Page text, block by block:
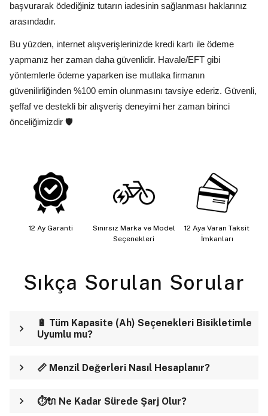
başvurarak ödediğiniz tutarın iadesinin sağlanması haklarınız
arasındadır.
Bu yüzden, internet alışverişlerinizde kredi kartı ile ödeme
yapmanız her zaman daha güvenlidir. Havale/EFT gibi
yöntemlerle ödeme yaparken ise mutlaka firmanın
güvenilirliğinden %100 emin olunmasını tavsiye ederiz. Güvenli,
şeffaf ve destekli bir alışveriş deneyimi her zaman birinci
önceliğimizdir 🛡️
12 Ay Garanti
Sınırsız Marka ve Model
Seçenekleri
12 Aya Varan Taksit
İmkanları
Sıkça Sorulan Sorular
🔋 Tüm Kapasite (Ah) Seçenekleri Bisikletimle
Uyumlu mu?
📏 Menzil Değerleri Nasıl Hesaplanır?
⏱️🔌 Ne Kadar Sürede Şarj Olur?